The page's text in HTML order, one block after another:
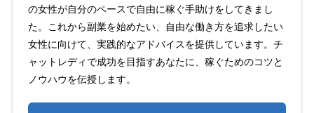
の女性が自分のペースで自由に稼ぐ手助けをしてきまし
た。これから副業を始めたい、自由な働き方を追求したい
女性に向けて、実践的なアドバイスを提供しています。チ
ャットレディで成功を目指すあなたに、稼ぐためのコツと
ノウハウを伝授します。